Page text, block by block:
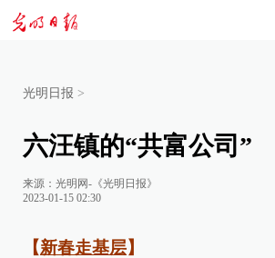
光明日报 >
六汪镇的“共富公司”
来源： 光明网-《光明日报》
2023-01-15 02:30
【新春走基层】